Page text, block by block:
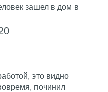
зашел в дом в
это видно
починил